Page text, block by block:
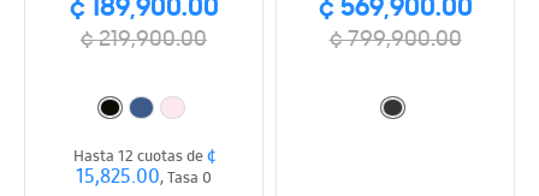
¢ 189,900.00
¢ 219,900.00
Hasta 12 cuotas de¢
15,825.00, Tasa 0
¢ 569,900.00
¢ 799,900.00